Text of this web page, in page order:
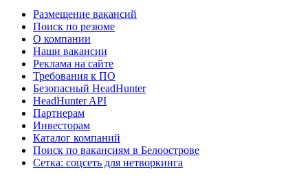
Размещение вакансий
Поиск по резюме
О компании
Наши вакансии
Реклама на сайте
Требования к ПО
Безопасный HeadHunter
HeadHunter API
Партнерам
Инвесторам
Каталог компаний
Поиск по вакансиям в Белоострове
Сетка: соцсеть для нетворкинга